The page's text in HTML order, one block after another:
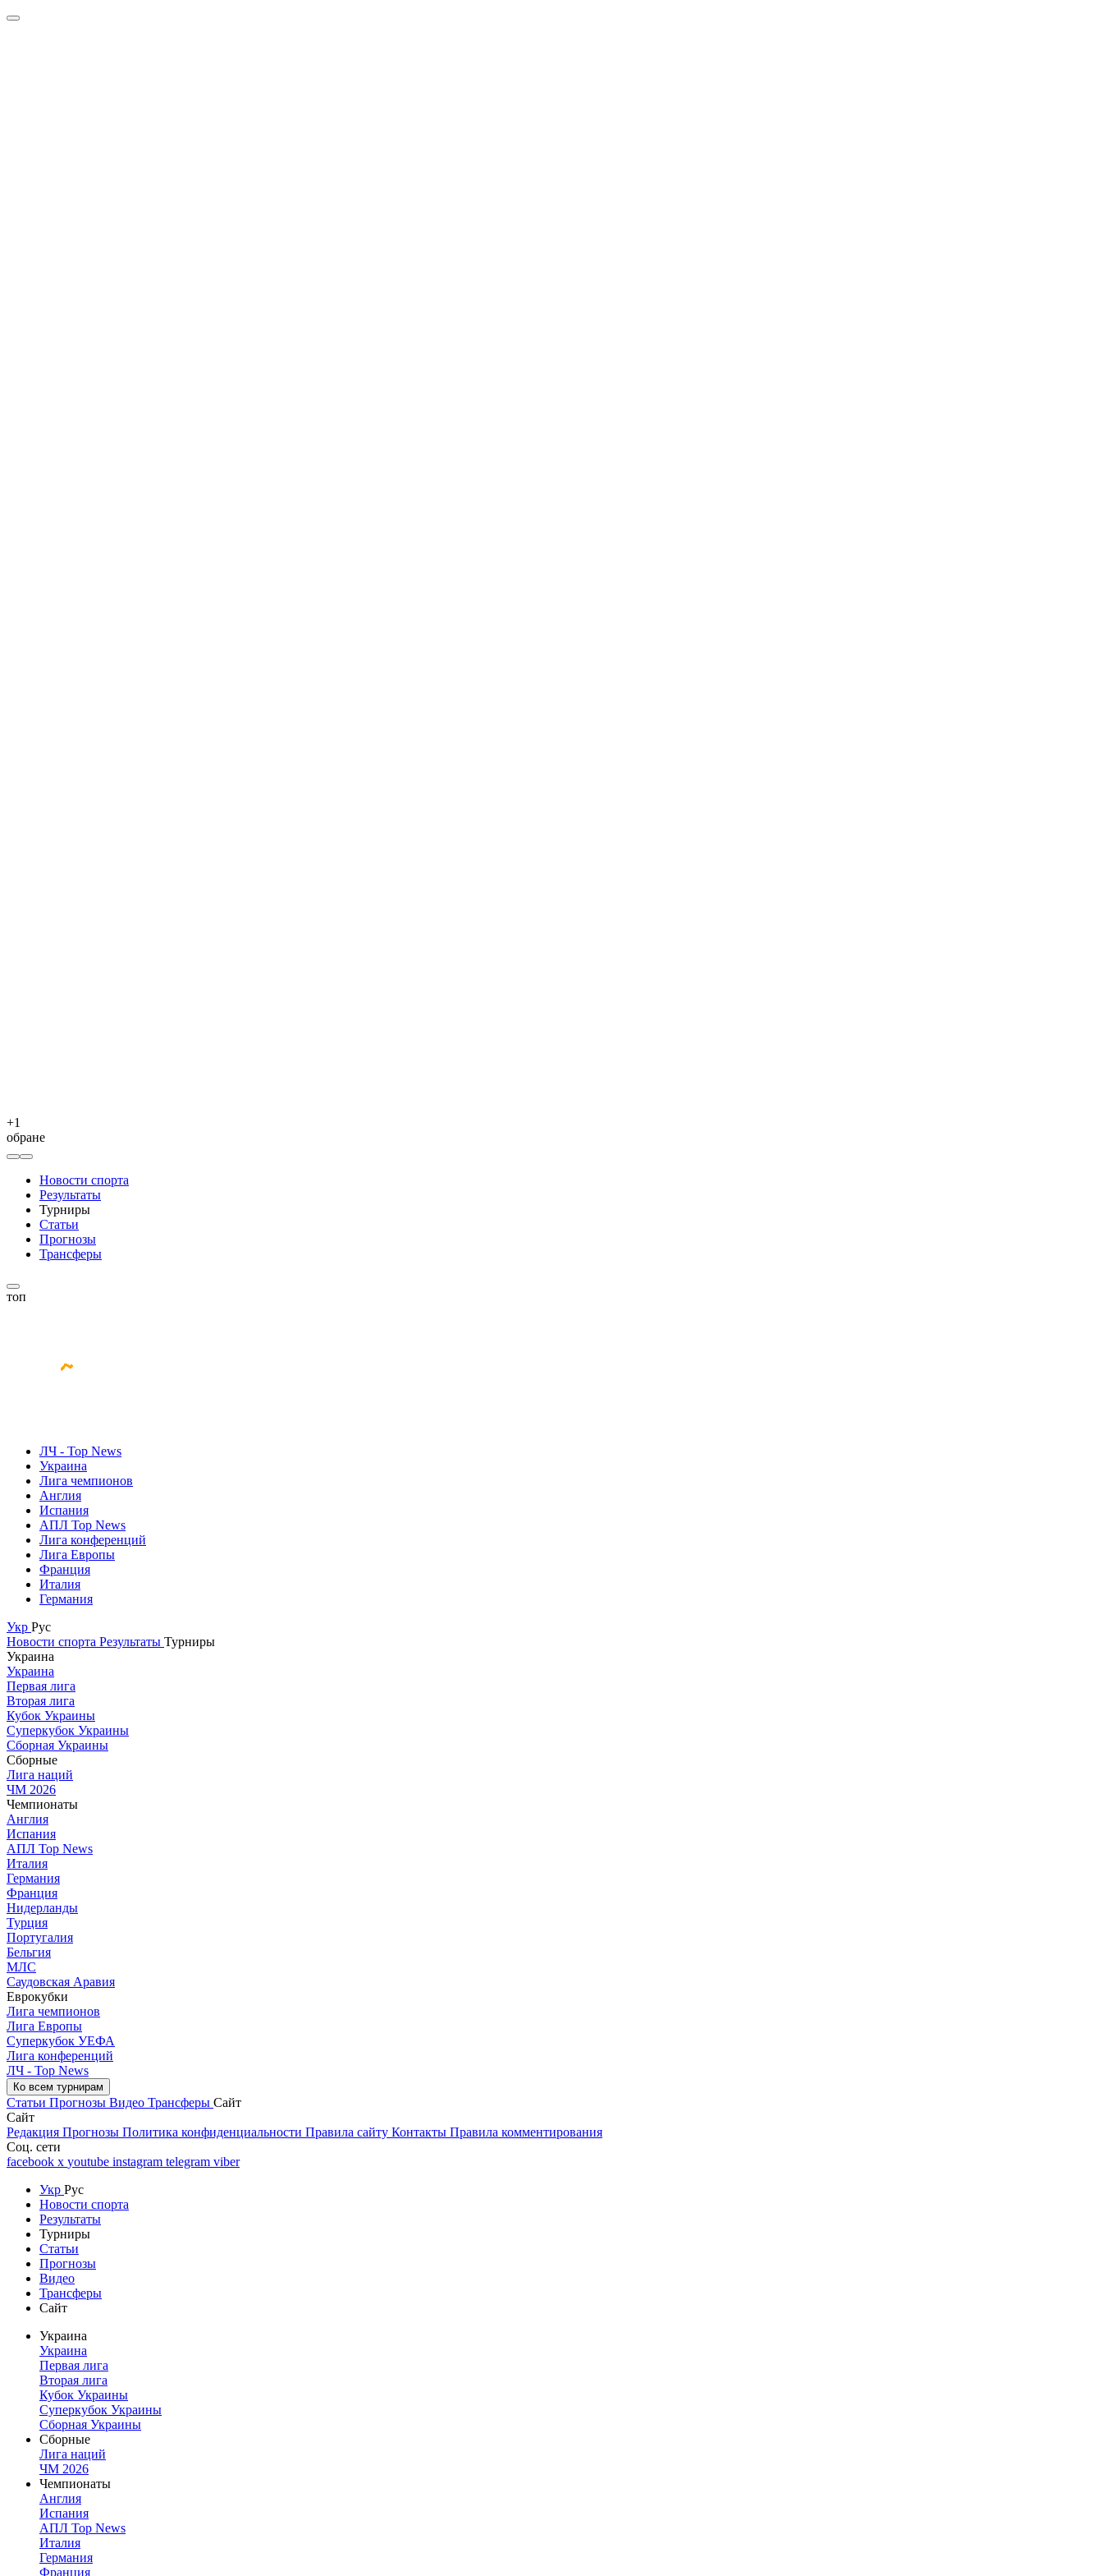
+1
обране
Новости спорта
Результаты
Турниры
Статьи
Прогнозы
Трансферы
топ
ЛЧ - Top News
Украина
Лига чемпионов
Англия
Испания
АПЛ Top News
Лига конференций
Лига Европы
Франция
Италия
Германия
Укр Рус
Новости спорта Результаты Турниры
Украина
Украина
Первая лига
Вторая лига
Кубок Украины
Суперкубок Украины
Сборная Украины
Сборные
Лига наций
ЧМ 2026
Чемпионаты
Англия
Испания
АПЛ Top News
Италия
Германия
Франция
Нидерланды
Турция
Португалия
Бельгия
МЛС
Саудовская Аравия
Еврокубки
Лига чемпионов
Лига Европы
Суперкубок УЕФА
Лига конференций
ЛЧ - Top News
Ко всем турнирам
Статьи Прогнозы Видео Трансферы Сайт
Сайт
Редакция Прогнозы Политика конфиденциальности Правила сайту Контакты Правила комментирования
Соц. сети
facebook x youtube instagram telegram viber
Укр Рус
Новости спорта
Результаты
Турниры
Статьи
Прогнозы
Видео
Трансферы
Сайт
Украина
Украина
Первая лига
Вторая лига
Кубок Украины
Суперкубок Украины
Сборная Украины
Сборные
Лига наций
ЧМ 2026
Чемпионаты
Англия
Испания
АПЛ Top News
Италия
Германия
Франция